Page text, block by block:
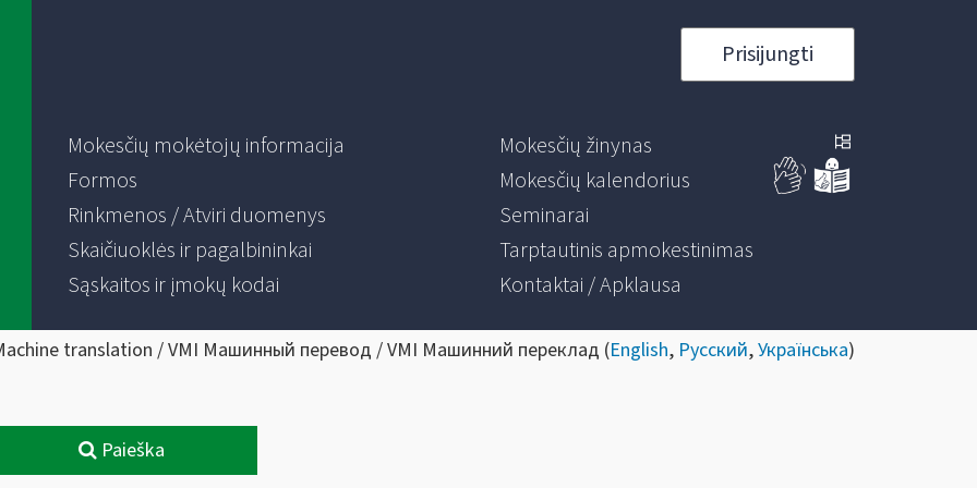
Prisijungti
Mokesčių mokėtojų informacija
Formos
Rinkmenos / Atviri duomenys
Skaičiuoklės ir pagalbininkai
Sąskaitos ir įmokų kodai
Mokesčių žinynas
Mokesčių kalendorius
Seminarai
Tarptautinis apmokestinimas
Kontaktai / Apklausa
translation / VMI Машинный перевод / VMI Машинний переклад (English, Русский,Українська)
Paieška